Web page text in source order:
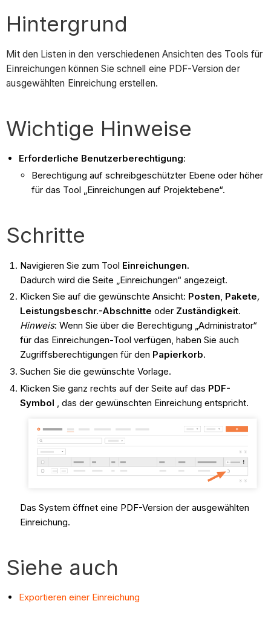
Hintergrund
Mit den Listen in den verschiedenen Ansichten des Tools für
Einreichungen können Sie schnell eine PDF-Version der
ausgewählten Einreichung erstellen.
Wichtige Hinweise
Erforderliche Benutzerberechtigung:
Berechtigung auf schreibgeschützter Ebene oder höher
für das Tool „Einreichungen auf Projektebene“.
Schritte
Navigieren Sie zum Tool Einreichungen.
Dadurch wird die Seite „Einreichungen“ angezeigt.
Klicken Sie auf die gewünschte Ansicht: Posten, Pakete,
Leistungsbeschr.-Abschnitte oder Zuständigkeit.
Hinweis: Wenn Sie über die Berechtigung „Administrator“
für das Einreichungen-Tool verfügen, haben Sie auch
Zugriffsberechtigungen für den Papierkorb.
Suchen Sie die gewünschte Vorlage.
Klicken Sie ganz rechts auf der Seite auf das PDF-
Symbol , das der gewünschten Einreichung entspricht.
Das System öffnet eine PDF-Version der ausgewählten
Einreichung.
Siehe auch
Exportieren einer Einreichung